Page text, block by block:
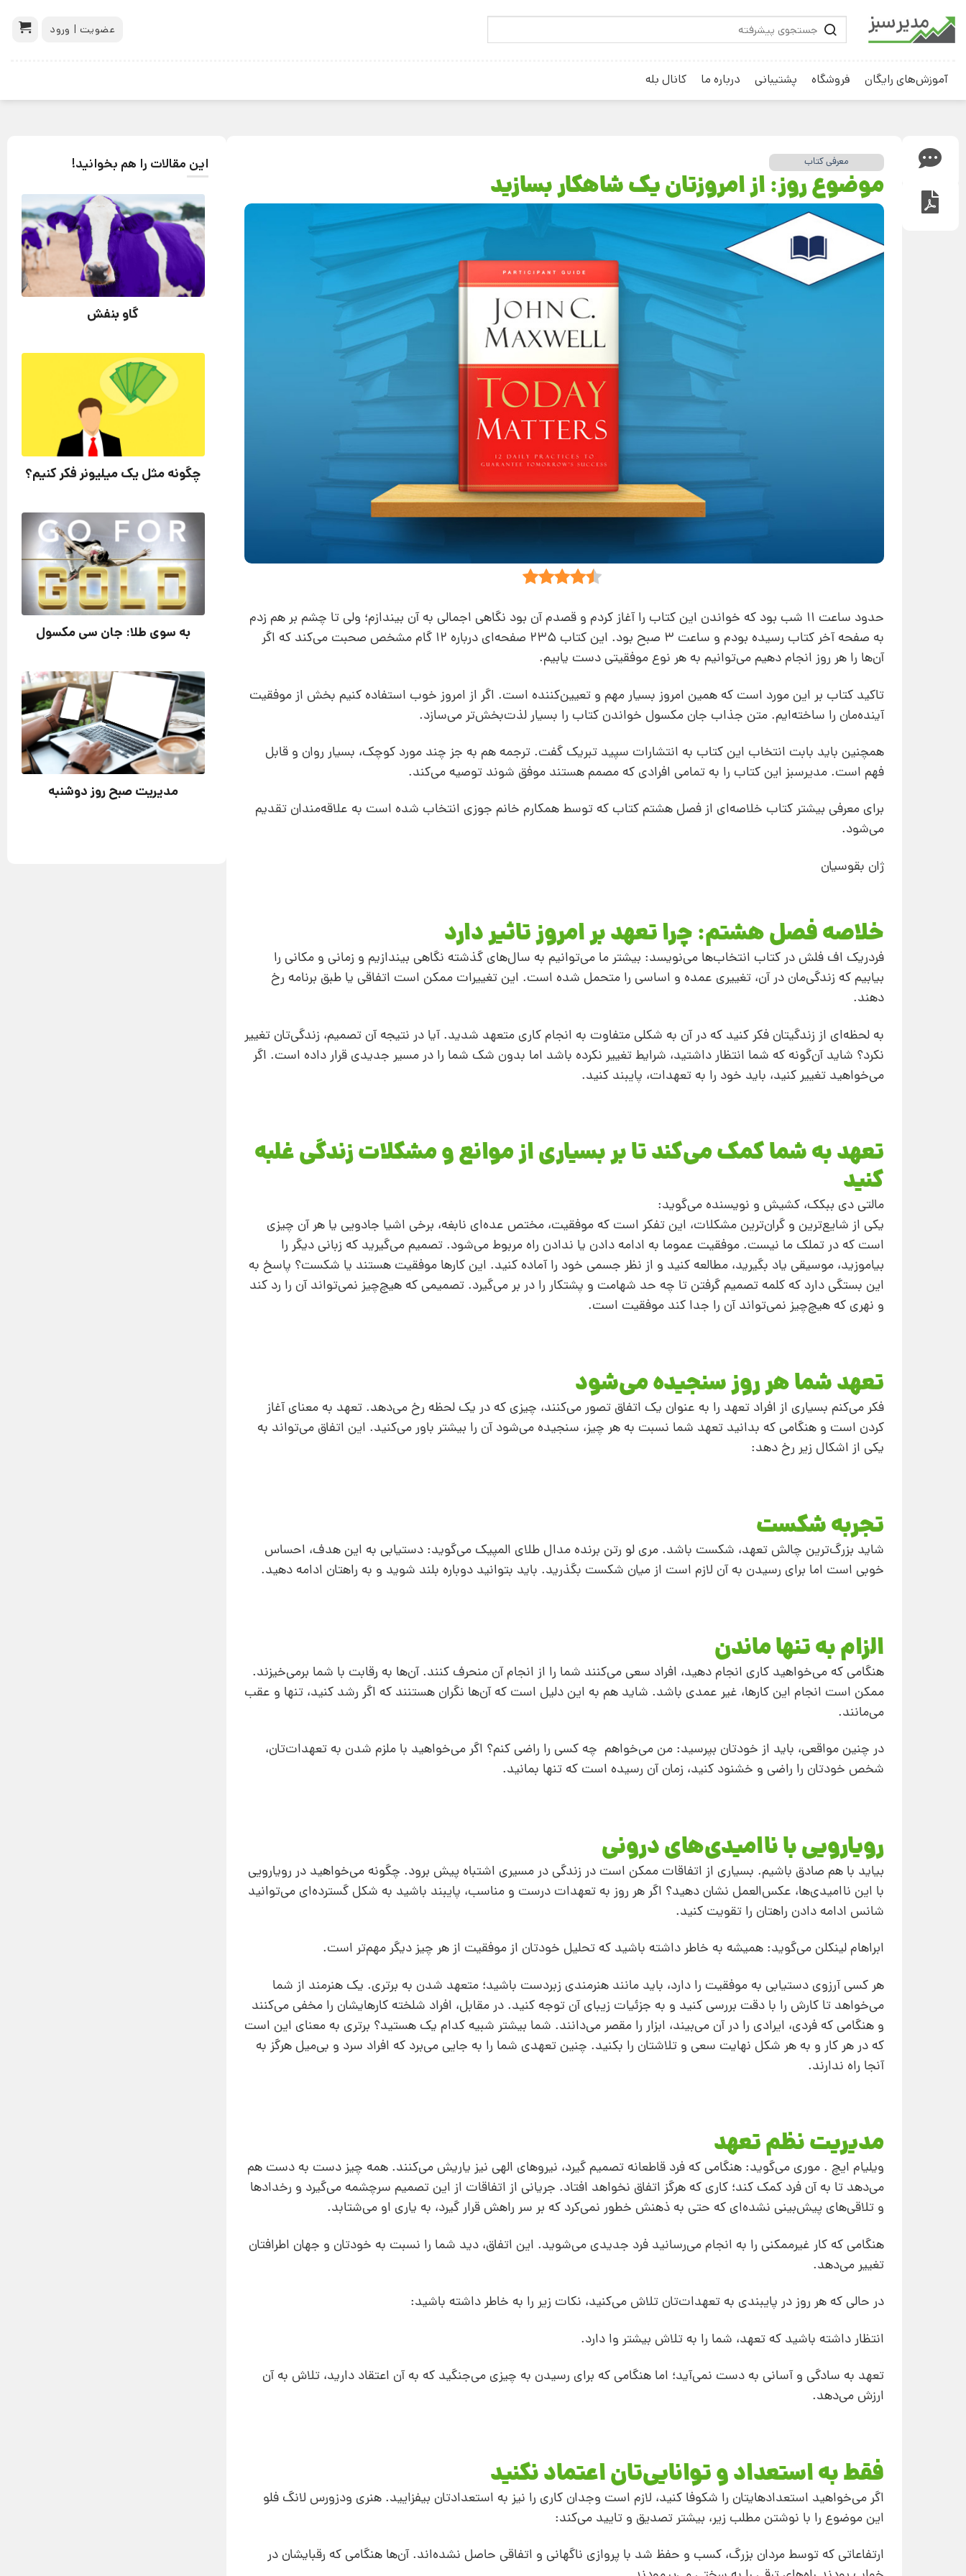
عضویت | ورود
آموزش‌های رایگان فروشگاه پشتیبانی درباره ما کانال بله
معرفی کتاب
موضوع روز: از امروزتان یک شاهکار بسازید
حدود ساعت 11 شب بود که خواندن این کتاب را آغاز کردم و قصدم آن بود نگاهی اجمالی به آن بیندازم؛ ولی تا چشم بر هم زدم
به صفحه آخر کتاب رسیده بودم و ساعت 3 صبح بود. این کتاب 235 صفحه‌ای درباره 12 گام مشخص صحبت می‌کند که اگر
آن‌ها را هر روز انجام دهیم می‌توانیم به هر نوع موفقیتی دست یابیم.
تاکید کتاب بر این مورد است که همین امروز بسیار مهم و تعیین‌کننده است. اگر از امروز خوب استفاده کنیم بخش از موفقیت
آینده‌مان را ساخته‌ایم. متن جذاب جان مکسول خواندن کتاب را بسیار لذت‌بخش‌تر می‌سازد.
همچنین باید بابت انتخاب این کتاب به انتشارات سپید تبریک گفت. ترجمه هم به‌ جز چند مورد کوچک، بسیار روان و قابل‌
فهم است. مدیرسبز این کتاب را به تمامی افرادی که مصمم هستند موفق شوند توصیه می‌کند.
برای معرفی بیشتر کتاب خلاصه‌ای از فصل هشتم کتاب که توسط همکارم خانم جوزی انتخاب شده است به علاقه‌مندان تقدیم
می‌شود.
ژان بقوسیان
خلاصه فصل هشتم: چرا تعهد بر امروز تاثیر دارد
فردریک اف فلش در کتاب انتخاب‌ها می‌نویسد: بیشتر ما می‌توانیم به سال‌های گذشته نگاهی بیندازیم و زمانی و مکانی را
بیابیم که زندگی‌مان در آن، تغییری عمده و اساسی را متحمل شده است. این تغییرات ممکن است اتفاقی یا طبق برنامه رخ
دهند.
به لحظه‌ای از زندگیتان فکر کنید که در آن به شکلی متفاوت به انجام کاری متعهد شدید. آیا در نتیجه آن تصمیم، زندگی‌تان تغییر
نکرد؟ شاید آن‌گونه که شما انتظار داشتید، شرایط تغییر نکرده باشد اما بدون شک شما را در مسیر جدیدی قرار داده است. اگر
می‌خواهید تغییر کنید، باید خود را به تعهدات، پایبند کنید.
تعهد به شما کمک می‌کند تا بر بسیاری از موانع و مشکلات زندگی غلبه
کنید
مالتی دی ببکک، کشیش و نویسنده می‌گوید:
یکی از شایع‌ترین و گران‌ترین مشکلات، این تفکر است که موفقیت، مختص عده‌ای نابغه، برخی اشیا جادویی یا هر آن چیزی
است که در تملک ما نیست. موفقیت عموما به ادامه دادن یا ندادن راه مربوط می‌شود. تصمیم می‌گیرید که زبانی دیگر را
بیاموزید، موسیقی یاد بگیرید، مطالعه کنید و از نظر جسمی خود را آماده کنید. این کارها موفقیت هستند یا شکست؟ پاسخ به
این بستگی دارد که کلمه تصمیم گرفتن تا چه حد شهامت و پشتکار را در بر می‌گیرد. تصمیمی که هیچ‌چیز نمی‌تواند آن را رد کند
و نهری که هیچ‌چیز نمی‌تواند آن را جدا کند موفقیت است.
تعهد شما هر روز سنجیده می‌شود
فکر می‌کنم بسیاری از افراد تعهد را به‌ عنوان یک اتفاق تصور می‌کنند، چیزی که در یک لحظه رخ می‌دهد. تعهد به معنای آغاز
کردن است و هنگامی که بدانید تعهد شما نسبت به هر چیز، سنجیده می‌شود آن را بیشتر باور می‌کنید. این اتفاق می‌تواند به
یکی از اشکال زیر رخ دهد:
تجربه شکست
شاید بزرگ‌ترین چالش تعهد، شکست باشد. مری لو رتن برنده مدال طلای المپیک می‌گوید: دستیابی به این هدف، احساس
خوبی است اما برای رسیدن به آن لازم است از میان شکست بگذرید. باید بتوانید دوباره بلند شوید و به راهتان ادامه دهید.
الزام به تنها ماندن
هنگامی که می‌خواهید کاری انجام دهید، افراد سعی می‌کنند شما را از انجام آن منحرف کنند. آن‌ها به رقابت با شما برمی‌خیزند.
ممکن است انجام این کارها، غیر عمدی باشد. شاید هم به این دلیل است که آن‌ها نگران هستنند که اگر رشد کنید، تنها و عقب
می‌مانند.
در چنین مواقعی، باید از خودتان بپرسید: من می‌خواهم چه کسی را راضی کنم؟ اگر می‌خواهید با ملزم شدن به تعهدات‌تان،
شخص خودتان را راضی و خشنود کنید، زمان آن رسیده‌ است که تنها بمانید.
رویارویی با ناامیدی‌های درونی
بیاید با هم صادق باشیم. بسیاری از اتفاقات ممکن است در زندگی در مسیری اشتباه پیش برود. چگونه می‌خواهید در رویارویی
با این ناامیدی‌ها، عکس‌العمل نشان دهید؟ اگر هر روز به تعهدات درست و مناسب، پایبند باشید به شکل گسترده‌ای می‌توانید
شانس ادامه دادن راهتان را تقویت کنید.
ابراهام لینکلن می‌گوید: همیشه به‌ خاطر داشته باشید که تحلیل خودتان از موفقیت از هر چیز دیگر مهم‌تر است.
هر کسی آرزوی دستیابی به موفقیت را دارد، باید مانند هنرمندی زبردست باشید؛ متعهد شدن به برتری. یک هنرمند از شما
می‌خواهد تا کارش را با دقت بررسی کنید و به جزئیات زیبای آن توجه کنید. در مقابل، افراد شلخته کارهایشان را مخفی می‌کنند
و هنگامی که فردی، ایرادی را در آن می‌بیند، ابزار را مقصر می‌دانند. شما بیشتر شبیه کدام یک هستید؟ برتری به معنای این ‌است
که در هر کار و به هر شکل نهایت سعی و تلاشتان را بکنید. چنین تعهدی شما را به جایی می‌برد که افراد سرد و بی‌میل هرگز به
آنجا راه ندارند.
مدیریت نظم تعهد
ویلیام ایچ . موری می‌گوید: هنگامی‌ که فرد قاطعانه تصمیم گیرد، نیروهای الهی نیز یاریش می‌کنند. همه‌ چیز دست به دست هم
می‌دهد تا به آن فرد کمک کند؛ کاری که هرگز اتفاق نخواهد افتاد. جریانی از اتفاقات از این تصمیم سرچشمه می‌گیرد و رخدادها
و تلاقی‌های پیش‌بینی نشده‌ای که حتی به ذهنش خطور نمی‌کرد که بر سر راهش قرار گیرد، به یاری او می‌شتابد.
هنگامی که کار غیرممکنی را به انجام می‌رسانید فرد جدیدی می‌شوید. این اتفاق، دید شما را نسبت به خودتان و جهان اطرافتان
تغییر می‌دهد.
در حالی‌ که هر روز در پایبندی به تعهدات‌تان تلاش می‌کنید، نکات زیر را به خاطر داشته باشید:
انتظار داشته باشید که تعهد، شما را به تلاش بیشتر وا‌ دارد.
تعهد به سادگی و آسانی به‌ دست نمی‌آید؛ اما هنگامی که برای رسیدن به چیزی می‌جنگید که به آن اعتقاد دارید، تلاش به آن
ارزش می‌دهد.
فقط به استعداد و توانایی‌تان اعتماد نکنید
اگر می‌خواهید استعدادهایتان را شکوفا کنید، لازم است وجدان کاری را نیز به استعداد‌تان بیفزایید. هنری ودزورس لانگ فلو
این موضوع را با نوشتن مطلب زیر، بیشتر تصدیق و تایید می‌کند:
ارتفاعاتی که توسط مردان بزرگ، کسب و حفظ شد با پروازی ناگهانی و اتفاقی حاصل نشده‌اند. آن‌ها هنگامی‌ که رقبایشان در
این مقالات را هم بخوانید!
گاو بنفش
چگونه مثل یک میلیونر فکر کنیم؟
به سوی طلا: جان سی مکسول
مدیریت صبح روز دوشنبه